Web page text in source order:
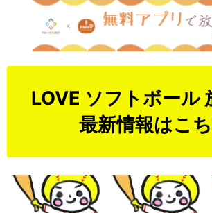
LOVE ソフトボール
最新情報はこ